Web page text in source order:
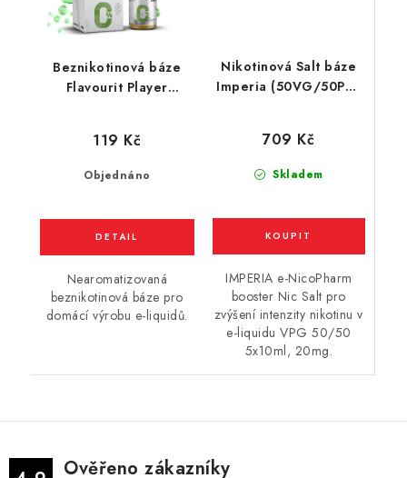
Beznikotinová báze
Flavourit Player
Objednáno
119 Kč
Nearomatizovaná
beznikotinová báze pro
domácí výrobu e-liquidů.
Nikotinová Salt báze
Imperia (50VG/50PG)
Skladem
709 Kč
IMPERIA e-NicoPharm
booster Nic Salt pro
zvýšení intenzity nikotinu v
e-liquidu VPG 50/50
5x10ml, 20mg.
Ověřeno zákazníky